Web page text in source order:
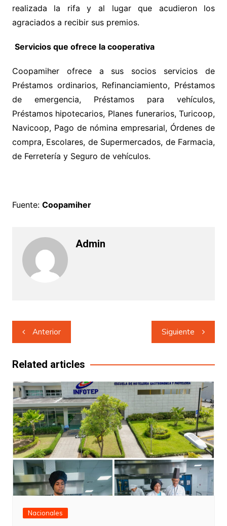
realizada la rifa y al lugar que acudieron los
agraciados a recibir sus premios.
Servicios que ofrece la cooperativa
Coopamiher ofrece a sus socios servicios de
Préstamos ordinarios, Refinanciamiento, Préstamos
de emergencia, Préstamos para vehículos,
Préstamos hipotecarios, Planes funerarios, Turicoop,
Navicoop, Pago de nómina empresarial, Órdenes de
compra, Escolares, de Supermercados, de Farmacia,
de Ferretería y Seguro de vehículos.
Fuente: Coopamiher
Admin
Navegación
de
entradas
Anterior Siguiente
Related articles
Nacionales